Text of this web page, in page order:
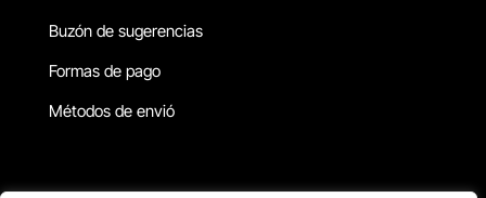
Buzón de sugerencias
Formas de pago
Métodos de envió